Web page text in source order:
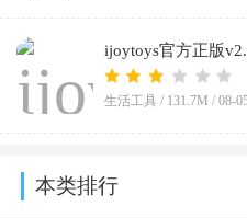
ijoytoys官方正版
生活工具 / 131.7M / 08-
本类排行